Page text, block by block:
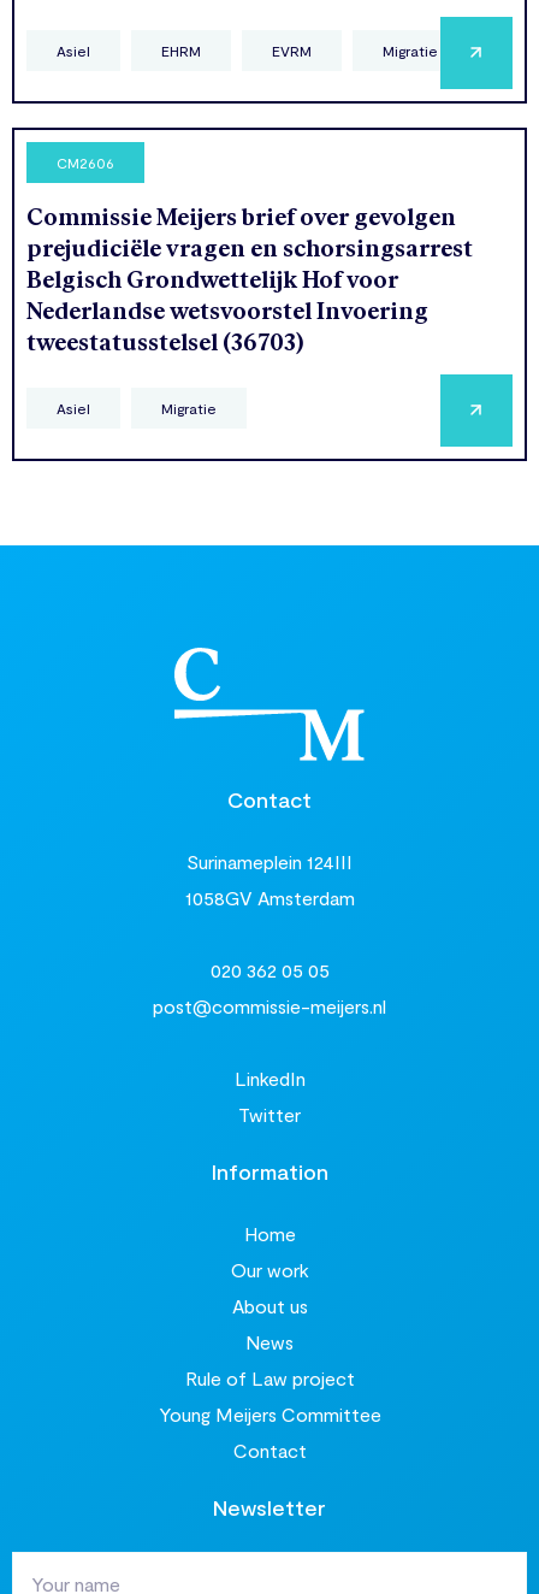
Asiel EHRM EVRM Migratie
CM2606
Commissie Meijers brief over gevolgen
prejudiciële vragen en schorsingsarrest
Belgisch Grondwettelijk Hof voor
Nederlandse wetsvoorstel Invoering
tweestatusstelsel (36703)
Asiel Migratie
Contact
Surinameplein 124III
1058GV Amsterdam
020 362 05 05
post@commissie-meijers.nl
LinkedIn
Twitter
Information
Home
Our work
About us
News
Rule of Law project
Young Meijers Committee
Contact
Newsletter